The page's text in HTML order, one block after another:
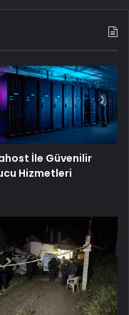
İle Güvenilir
Hizmetleri